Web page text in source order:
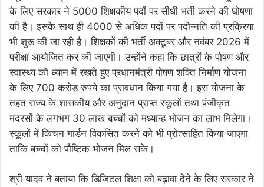
के लिए सरकार ने 5000 शिक्षकीय पदों पर सीधी भर्ती करने की घोषणा
की है। इसके साथ ही 4000 से अधिक पदों पर पदोन्नति की प्रक्रिया
भी शुरू की जा रही है। शिक्षकों की भर्ती अक्टूबर और नवंबर 2026 में
परीक्षा आयोजित कर की जाएगी। उन्होंने कहा कि छात्रों के पोषण और
स्वास्थ्य को ध्यान में रखते हुए प्रधानमंत्री पोषण शक्ति निर्माण योजना
के लिए 700 करोड़ रुपये का प्रावधान किया गया है। इस योजना के
तहत राज्य के शासकीय और अनुदान प्राप्त स्कूलों तथा पंजीकृत
मदरसों के लगभग 30 लाख बच्चों को मध्यान्ह भोजन का लाभ मिलेगा।
स्कूलों में किचन गार्डन विकसित करने को भी प्रोत्साहित किया जाएगा
ताकि बच्चों को पौष्टिक भोजन मिल सके।
श्री यादव ने बताया कि डिजिटल शिक्षा को बढ़ावा देने के लिए सरकार ने